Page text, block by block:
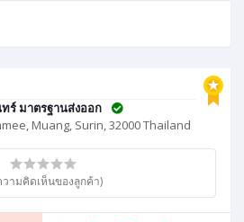
ร์ มาตรฐานส่งออก
Muang, Surin, 32000 Thailand
วามคิดเห็นของลูกค้า)